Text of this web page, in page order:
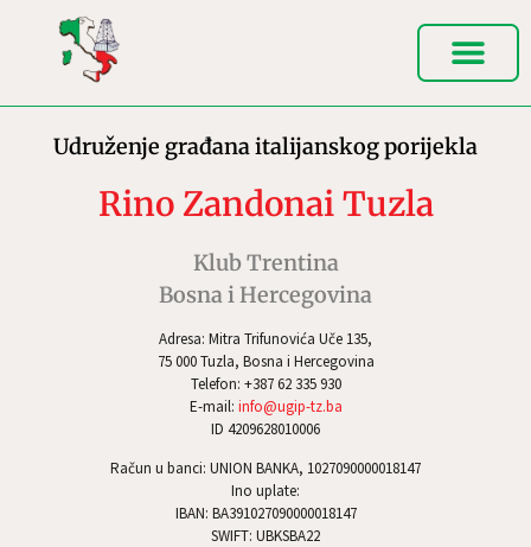
Adresa: Mitra Trifunovića Uče 135,
75 000 Tuzla, Bosna i Hercegovina
Telefon: +387 62 335 930
E-mail: info@ugip-tz.ba
ID 4209628010006
Račun u banci: UNION BANKA, 1027090000018147
Ino uplate:
IBAN: BA391027090000018147
SWIFT: UBKSBA22
Udruženje građana italijanskog porijekla
Rino Zandonai Tuzla
Klub Trentina
Bosna i Hercegovina